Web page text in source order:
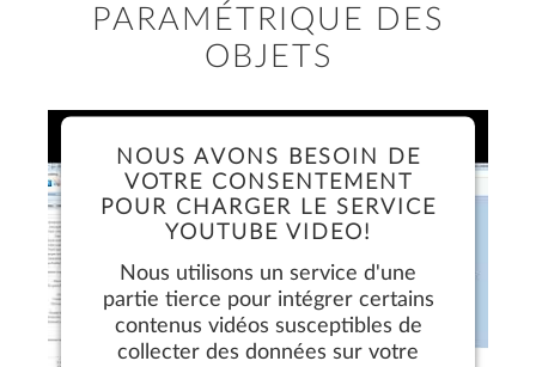
PARAMÉTRIQUE DES
OBJETS
NOUS AVONS BESOIN DE
VOTRE CONSENTEMENT
POUR CHARGER LE SERVICE
YOUTUBE VIDEO!
Nous utilisons un service d'une
partie tierce pour intégrer certains
contenus vidéos susceptibles de
collecter des données sur votre